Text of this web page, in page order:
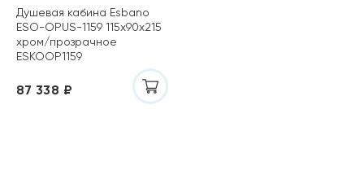
Душевая кабина Esbano
ESO-OPUS-1159 115х90х215
хром/прозрачное
ESKOOP1159
87 338 ₽